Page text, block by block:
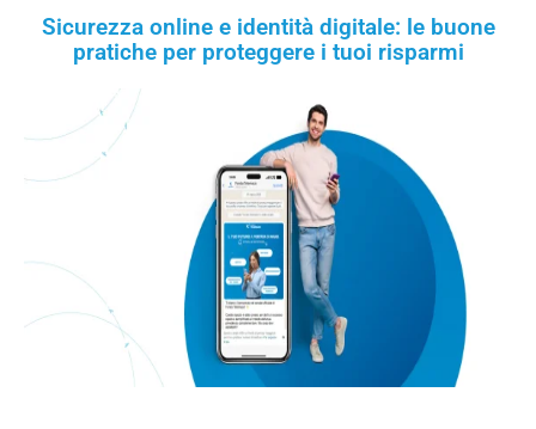
Sicurezza online e identità digitale: le buone
pratiche per proteggere i tuoi risparmi